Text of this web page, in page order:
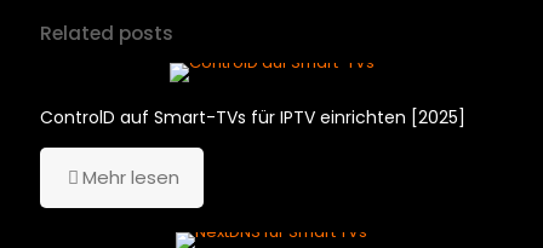
Related posts
ControlD auf Smart-TVs für IPTV einrichten [2025]
Mehr lesen